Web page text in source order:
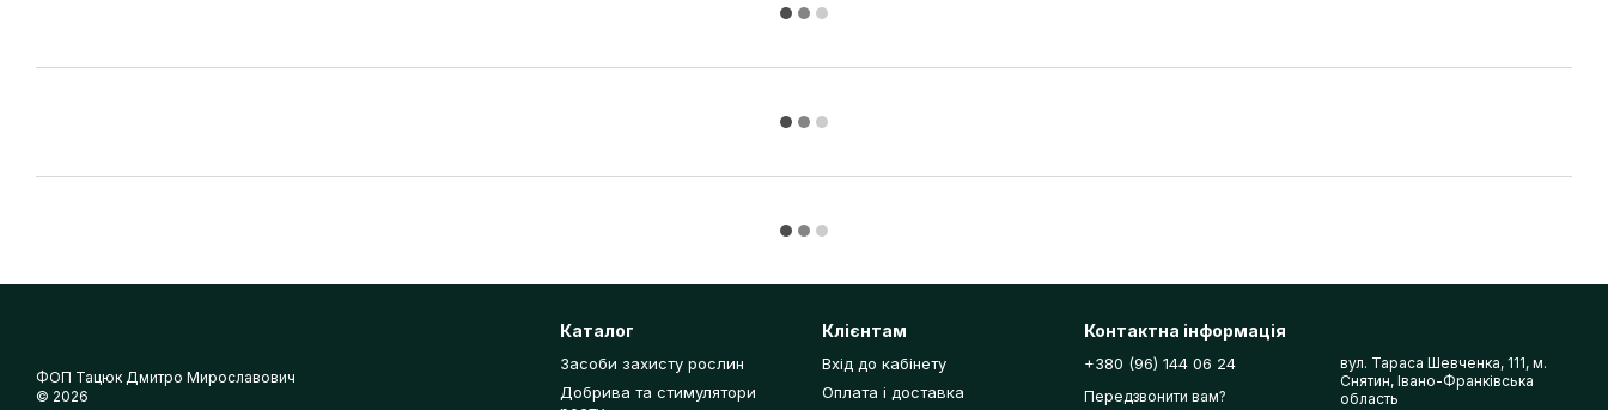
ФОП Тацюк Дмитро Мирославович
© 2026
Каталог
Засоби захисту рослин
Добрива та стимулятори
Клієнтам
Вхід до кабінету
Оплата і доставка
Контактна інформація
+380 (96) 144 06 24
Передзвонити вам?
вул. Тараса Шевченка, 111, м.
Снятин, Івано-Франківська
область